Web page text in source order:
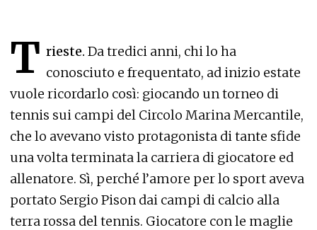
T rieste. Da tredici anni, chi lo ha
conosciuto e frequentato, ad inizio estate
vuole ricordarlo così: giocando un torneo di
tennis sui campi del Circolo Marina Mercantile,
che lo avevano visto protagonista di tante sfide
una volta terminata la carriera di giocatore ed
allenatore. Sì, perché l’amore per lo sport aveva
portato Sergio Pison dai campi di calcio alla
terra rossa del tennis. Giocatore con le maglie